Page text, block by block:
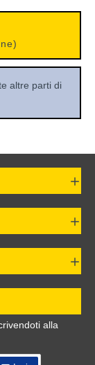
altre parti di
alla